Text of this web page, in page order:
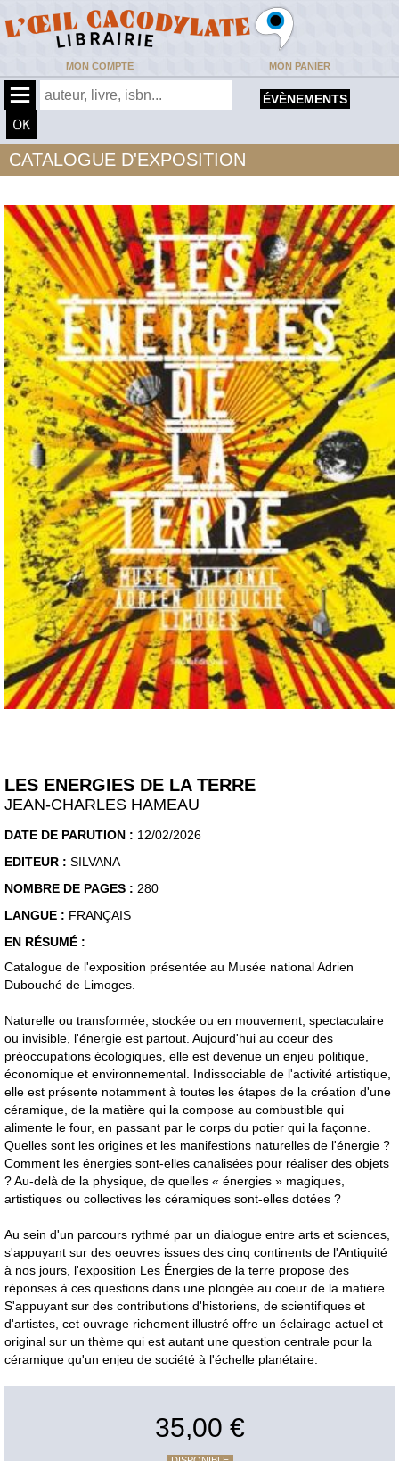
MON COMPTE MON PANIER
ÉVÈNEMENTS
CATALOGUE D'EXPOSITION
LES ENERGIES DE LA TERRE
JEAN-CHARLES HAMEAU
DATE DE PARUTION : 12/02/2026
EDITEUR : SILVANA
NOMBRE DE PAGES : 280
LANGUE : FRANÇAIS
EN RÉSUMÉ :
Catalogue de l'exposition présentée au Musée national Adrien
Dubouché de Limoges.
Naturelle ou transformée, stockée ou en mouvement, spectaculaire
ou invisible, l'énergie est partout. Aujourd'hui au coeur des
préoccupations écologiques, elle est devenue un enjeu politique,
économique et environnemental. Indissociable de l'activité artistique,
elle est présente notamment à toutes les étapes de la création d'une
céramique, de la matière qui la compose au combustible qui
alimente le four, en passant par le corps du potier qui la façonne.
Quelles sont les origines et les manifestions naturelles de l'énergie ?
Comment les énergies sont-elles canalisées pour réaliser des objets
? Au-delà de la physique, de quelles « énergies » magiques,
artistiques ou collectives les céramiques sont-elles dotées ?
Au sein d'un parcours rythmé par un dialogue entre arts et sciences,
s'appuyant sur des oeuvres issues des cinq continents de l'Antiquité
à nos jours, l'exposition Les Énergies de la terre propose des
réponses à ces questions dans une plongée au coeur de la matière.
S'appuyant sur des contributions d'historiens, de scientifiques et
d'artistes, cet ouvrage richement illustré offre un éclairage actuel et
original sur un thème qui est autant une question centrale pour la
céramique qu'un enjeu de société à l'échelle planétaire.
35,00 €